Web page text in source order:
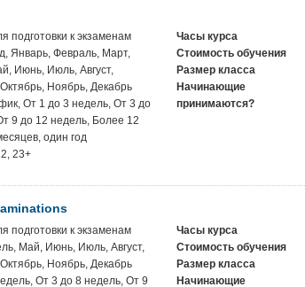
подготовки к экзаменам
Январь, Февраль, Март,
Июнь, Июль, Август,
Ноябрь, Декабрь
От 1 до 3 недель, От 3 до
9 до 12 недель, Более 12
один год
23+
Часы курса
Стоимость обучения
Размер класса
Начинающие
принимаются?
подготовки к экзаменам
Май, Июнь, Июль, Август,
Ноябрь, Декабрь
От 3 до 8 недель, От 9
Часы курса
Стоимость обучения
Размер класса
Начинающие